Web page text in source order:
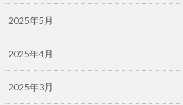
2025年5月
2025年4月
2025年3月